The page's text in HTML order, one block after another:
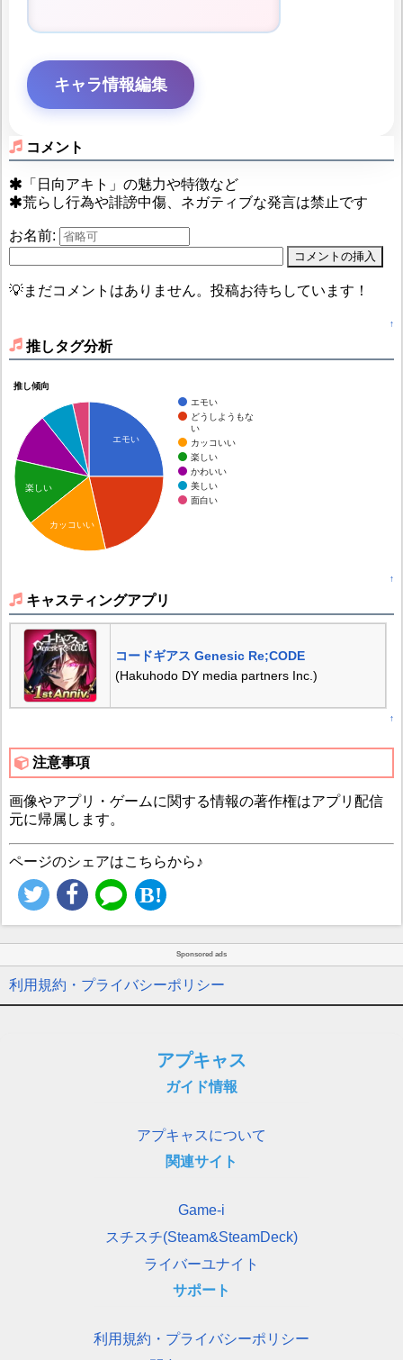
キャラ情報編集
コメント
「日向アキト」の魅力や特徴など
荒らし行為や誹謗中傷、ネガティブな発言は禁止です
お名前:
💡まだコメントはありません。投稿お待ちしています！
↑
推しタグ分析
推し傾向
エモい
どうしようもな
い
カッコいい
楽しい
かわいい
美しい
面白い
エモい
楽しい
カッコいい
↑
キャスティングアプリ
コードギアス Genesic Re;CODE
(Hakuhodo DY media partners Inc.)
↑
注意事項
画像やアプリ・ゲームに関する情報の著作権はアプリ配信
元に帰属します。
ページのシェアはこちらから♪
Sponsored ads
利用規約・プライバシーポリシー
アプキャス
ガイド情報
アプキャスについて
関連サイト
Game-i
スチスチ(Steam&SteamDeck)
ライバーユナイト
サポート
利用規約・プライバシーポリシー